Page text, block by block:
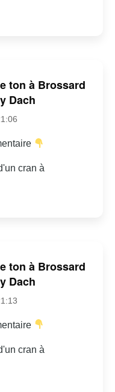
ton à Brossard
Dach
cran à
ton à Brossard
Dach
cran à